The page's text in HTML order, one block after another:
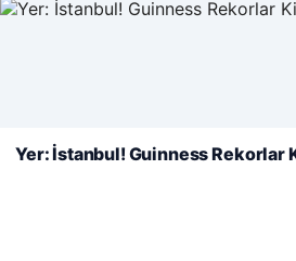
Hastaş Beton
deneyiminizi kişiselleştirmek ve
Reddet Kabul Et
Yer: İstanbul! Guinness Rekorlar